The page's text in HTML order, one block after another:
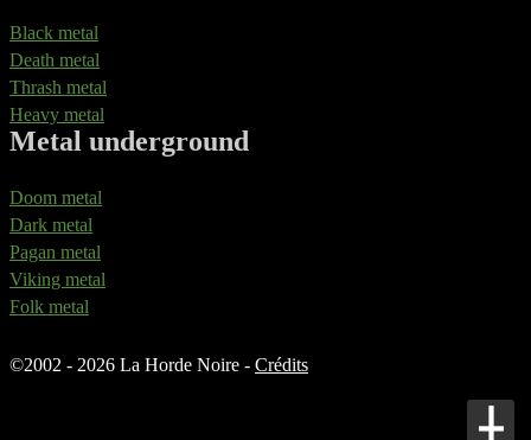
Black metal
Death metal
Thrash metal
Heavy metal
Metal underground
Doom metal
Dark metal
Pagan metal
Viking metal
Folk metal
©2002 - 2026 La Horde Noire - Crédits